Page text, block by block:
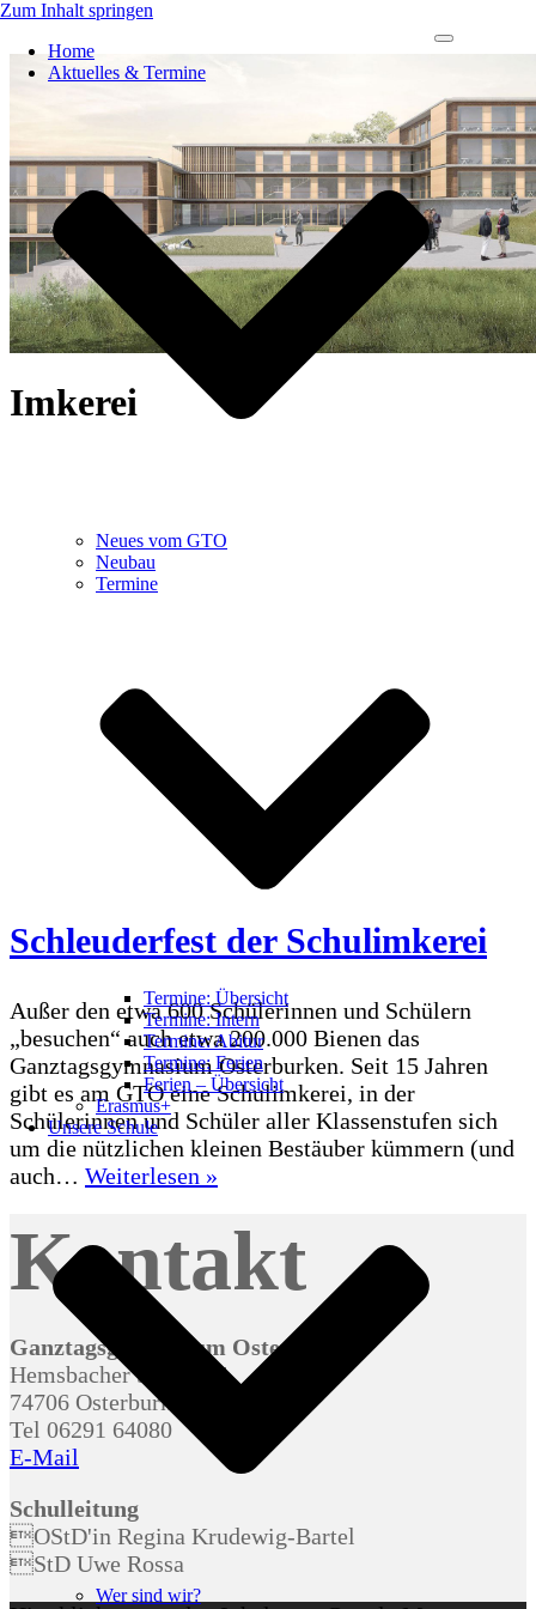
Zum Inhalt springen
Home
Aktuelles & Termine
Neues vom GTO
Neubau
Termine
Termine: Übersicht
Termine: Intern
Termine: Abitur
Termine: Ferien
Ferien – Übersicht
Erasmus+
Unsere Schule
Wer sind wir?
Navigations-
Imkerei
Schleuderfest der Schulimkerei
Außer den etwa 600 Schülerinnen und Schülern
„besuchen“ auch etwa 200.000 Bienen das
Ganztagsgymnasium Osterburken. Seit 15 Jahren
gibt es am GTO eine Schulimkerei, in der
Schülerinnen und Schüler aller Klassenstufen sich
um die nützlichen kleinen Bestäuber kümmern (und
auch… Weiterlesen »
Schulimkerei
Kontakt
Ganztagsgymnasium Osterburken
Hemsbacher Straße 24
74706 Osterburken
Tel 06291 64080
E-Mail
Schulleitung
OStD'in Regina Krudewig-Bartel
StD Uwe Rossa